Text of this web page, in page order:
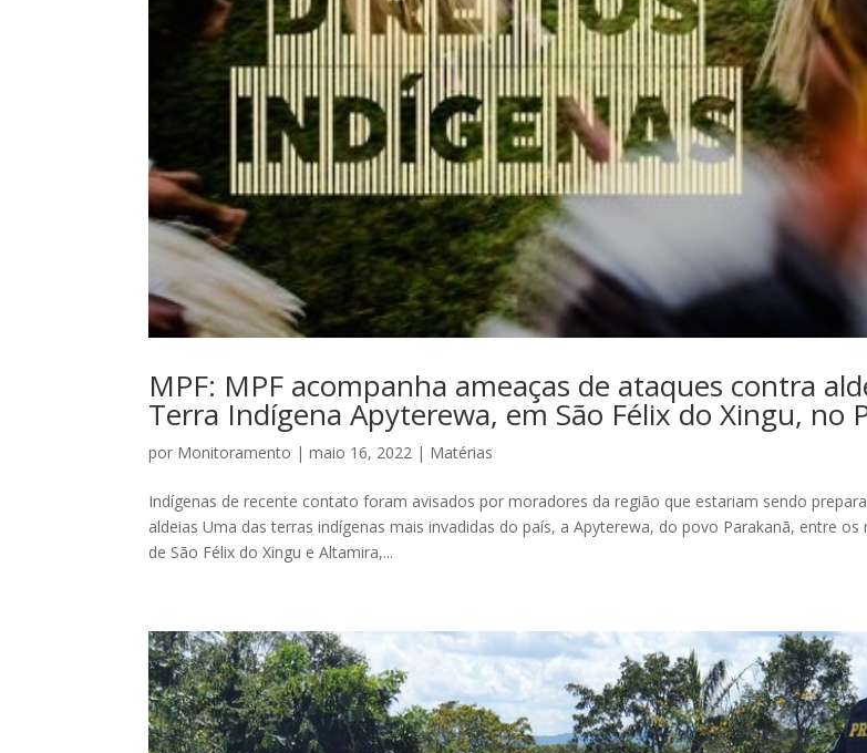
MPF: MPF acompanha ameaças de ataques contra
Terra Indígena Apyterewa, em São Félix do Xingu, no
por Monitoramento |maio 16, 2022 | Matérias
Indígenas de recente contato foram avisados por moradores da região que estariam sendo
aldeias Uma das terras indígenas mais invadidas do país, a Apyterewa, do povo Parakanã, entre os
de São Félix do Xingu e Altamira,...